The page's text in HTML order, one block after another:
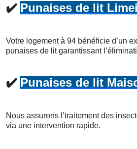
✔️ Punaises de lit
Votre logement à 94 bénéficie d’un
punaises de lit garantissant
✔️ Punaises de lit
Nous assurons l’traitement des
via une intervention rapide.